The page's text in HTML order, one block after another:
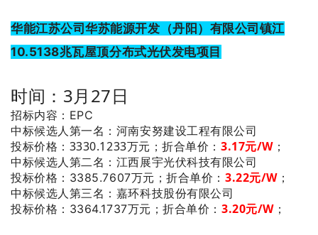
华能江苏公司华苏能源开发（丹阳）有限公司镇江
10.5138兆瓦屋顶分布式光伏发电项目
时间：3月27日
招标内容：EPC
中标候选人第一名 ：河南安努建设工程有限公司
投标价格：3330.1233万元；折合单价： 3.17元/W；
中标候选人第二名 ：江西展宇光伏科技有限公司
投标价格：3385.7607万元；折合单价： 3.22元/W；
中标候选人第三名 ：嘉环科技股份有限公司
投标价格：3364.1737万元；折合单价： 3.20元/W；